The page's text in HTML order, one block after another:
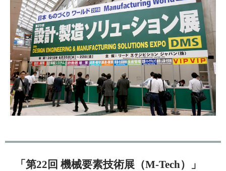
「第22回 機械要素技術展（M-Tech）」